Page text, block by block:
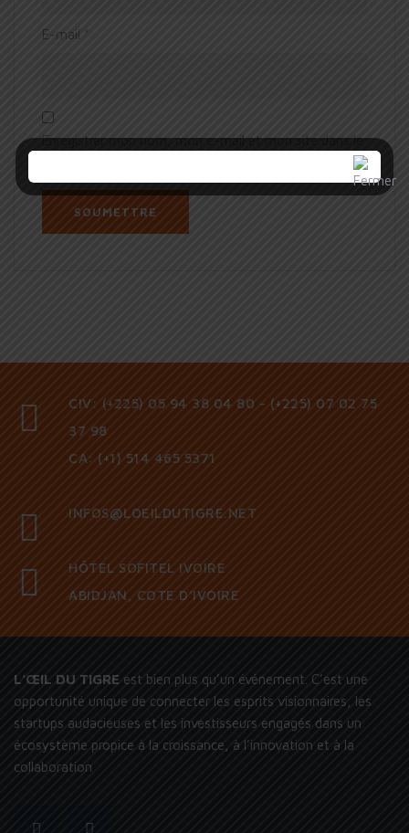
E-mail *
Enregistrer mon nom, mon e-mail et mon site dans le
CIV: (+225) 05 94 38 04 80 - (+225) 07 02 75
37 98
CA: (+1) 514 465 5371
INFOS@LOEILDUTIGRE.NET
HÔTEL SOFITEL IVOIRE
ABIDJAN, COTE D'IVOIRE
L’ŒIL DU TIGRE est bien plus qu’un événement. C’est une
opportunité unique de connecter les esprits visionnaires, les
startups audacieuses et les investisseurs engagés dans un
écosystème propice à la croissance, à l’innovation et à la
collaboration